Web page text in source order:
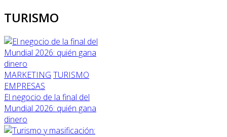
TURISMO
MARKETING TURISMO
EMPRESAS
El negocio de la final del
Mundial 2026: quién gana
dinero